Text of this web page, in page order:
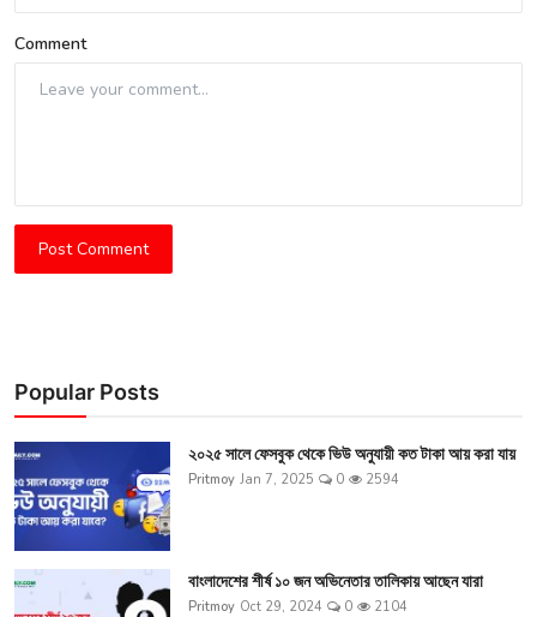
Comment
Post Comment
Popular Posts
২০২৫ সালে ফেসবুক থেকে ভিউ অনুযায়ী কত টাকা আয় করা যায়
Pritmoy Jan 7, 2025 0 2594
বাংলাদেশের শীর্ষ ১০ জন অভিনেতার তালিকায় আছেন যারা
Pritmoy Oct 29, 2024 0 2104